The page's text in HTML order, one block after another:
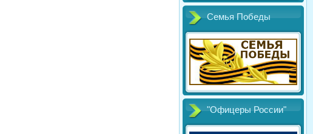
Семья Победы
"Офицеры России"